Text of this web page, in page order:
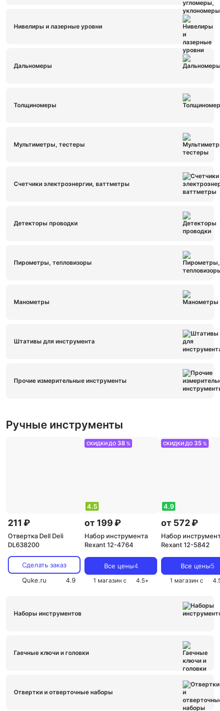
Нивелиры и лазерные уровни
Дальномеры
Толщиномеры
Мультиметры, тестеры
Счетчики электроэнергии, ваттметры
Детекторы проводки
Пирометры, тепловизоры
Манометры
Штативы для инструмента
Прочие измерительные инструменты
Ручные инструменты
211 ₽
Отвертка Dell Deli
DL638200
Сделать заказ
Quke.ru
4.9
СКИДКИ ДО 38 %
4.5
от 199 ₽
Набор инструмента
Rexant 12-4764
Все цены4
1 магазин с 4.5+
СКИДКИ ДО 35 %
4.9
от 572 ₽
Набор
Rexant 12-5842
Все цены5
1 магазин с
Наборы инструментов
Гаечные ключи и головки
Отвертки и отверточные наборы